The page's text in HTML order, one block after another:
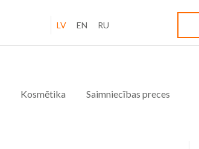
LV EN RU
Kosmētika Saimniecības preces